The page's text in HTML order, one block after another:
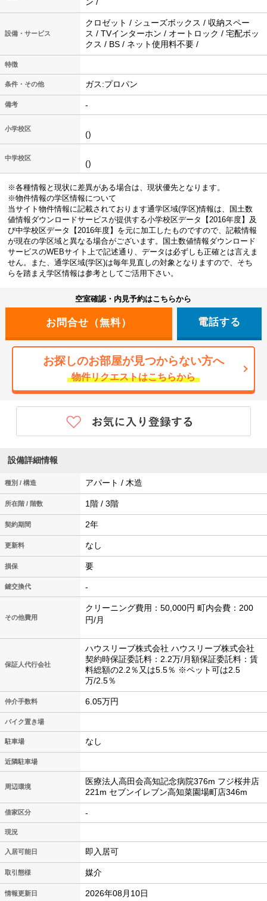
設備・サービス
クロゼット / シューズボックス / 収納スペー
ス / TVインターホン / オートロック / 宅配ボッ
クス / BS / ネット使用料不要 /
特徴
条件・その他 ガス:プロパン
備考 -
小学校区
()
中学校区
()
※各種情報と現状に差異がある場合は、現状優先となります。
※物件情報の学区情報について
当サイト物件情報に記載されております通学区域(学区)情報は、国土数
値情報ダウンロードサービスが提供する小学校区データ【2016年度】及
び中学校区データ【2016年度】を元に加工したものですので、記載情報
が現在の学区域と異なる場合がございます。国土数値情報ダウンロード
サービスのWEBサイト上で記述通り、データは必ずしも正確とは言えま
せん。また、通学区域(学区)は毎年見直しの対象となりますので、そち
らを踏まえ学区情報は参考としてご活用下さい。
空室確認・内見予約はこちらから
電話する
お探しのお部屋が見つからない方へ
物件リクエストはこちらから
設備詳細情報
種別 / 構造 アパート / 木造
所在階 / 階数 1階 / 3階
契約期間 2年
更新料 なし
損保 要
鍵交換代 -
その他費用
クリーニング費用：50,000円 町内会費：200
円/月
保証人代行会社
ハウスリーブ株式会社 ハウスリーブ株式会社
契約時保証委託料：2.2万/月額保証委託料：賃
料総額の2.2％又は5.5％ ※ペット可は2.5
万/2.5％
仲介手数料 6.05万円
バイク置き場
駐車場 なし
近隣駐車場
周辺環境
医療法人高田会高知記念病院376m フジ桜井店
221m セブンイレブン高知菜園場町店346m
借家区分 -
現況
入居可能日 即入居可
取引態様 媒介
情報更新日 2026年08月10日